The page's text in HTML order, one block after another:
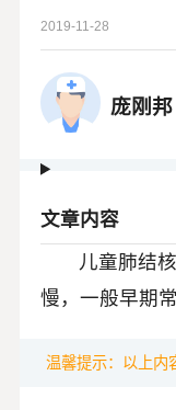
2019-11-28
庞刚邦
文章内容
儿童肺结
慢，一般早期
感觉疲乏，活
温馨提示：以上内